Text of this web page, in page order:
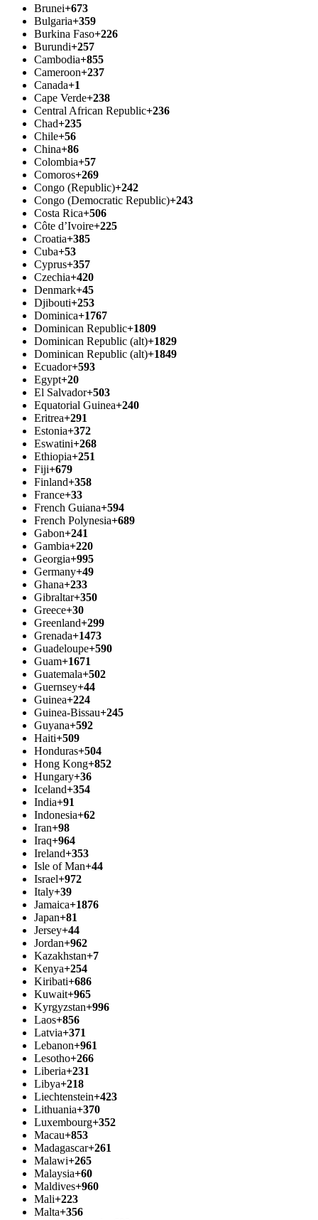
Brunei+673
Bulgaria+359
Burkina Faso+226
Burundi+257
Cambodia+855
Cameroon+237
Canada+1
Cape Verde+238
Central African Republic+236
Chad+235
Chile+56
China+86
Colombia+57
Comoros+269
Congo (Republic)+242
Congo (Democratic Republic)+243
Costa Rica+506
Côte d’Ivoire+225
Croatia+385
Cuba+53
Cyprus+357
Czechia+420
Denmark+45
Djibouti+253
Dominica+1767
Dominican Republic+1809
Dominican Republic (alt)+1829
Dominican Republic (alt)+1849
Ecuador+593
Egypt+20
El Salvador+503
Equatorial Guinea+240
Eritrea+291
Estonia+372
Eswatini+268
Ethiopia+251
Fiji+679
Finland+358
France+33
French Guiana+594
French Polynesia+689
Gabon+241
Gambia+220
Georgia+995
Germany+49
Ghana+233
Gibraltar+350
Greece+30
Greenland+299
Grenada+1473
Guadeloupe+590
Guam+1671
Guatemala+502
Guernsey+44
Guinea+224
Guinea-Bissau+245
Guyana+592
Haiti+509
Honduras+504
Hong Kong+852
Hungary+36
Iceland+354
India+91
Indonesia+62
Iran+98
Iraq+964
Ireland+353
Isle of Man+44
Israel+972
Italy+39
Jamaica+1876
Japan+81
Jersey+44
Jordan+962
Kazakhstan+7
Kenya+254
Kiribati+686
Kuwait+965
Kyrgyzstan+996
Laos+856
Latvia+371
Lebanon+961
Lesotho+266
Liberia+231
Libya+218
Liechtenstein+423
Lithuania+370
Luxembourg+352
Macau+853
Madagascar+261
Malawi+265
Malaysia+60
Maldives+960
Mali+223
Malta+356